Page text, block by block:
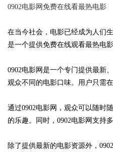
0902电影网免费在线看最热电影
在当今社会，电影已经成为人们
是一个提供免费在线观看最热电
0902电影网是一个专门提供最新
观众不同的电影口味。用户只需
通过0902电影网，观众可以随时
的乐趣。同时，0902电影网支持
除了提供最新的电影资源外，